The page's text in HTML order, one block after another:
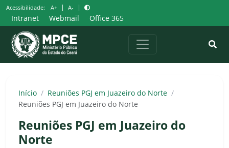
Pular
para
o
conteúdo
Acessibilidade: A+ | A- |
Intranet Webmail Office 365
Início / Reuniões PGJ em Juazeiro do Norte /
Reuniões PGJ em Juazeiro do Norte
Reuniões PGJ em Juazeiro do
Norte